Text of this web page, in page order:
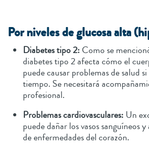
Por niveles de glucosa alta
Diabetes tipo 2: Como se
diabetes tipo 2 afecta cómo el
puede causar problemas de salud
tiempo. Se necesitará
profesional.
Problemas cardiovasculares: Un
puede dañar los vasos sanguíneos
de enfermedades del corazón.